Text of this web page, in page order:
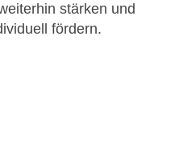
stärken und
fördern.